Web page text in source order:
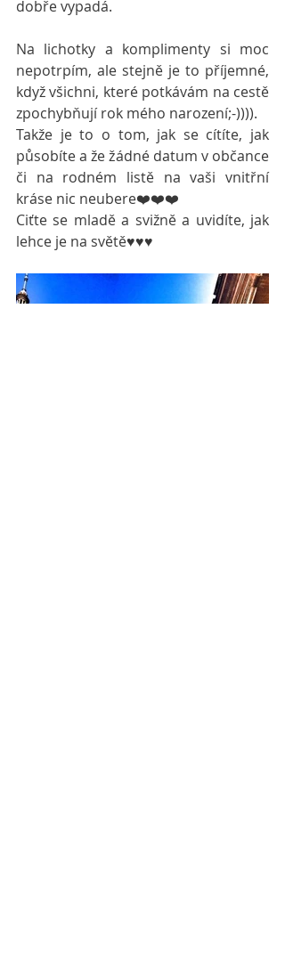
dobře vypadá.
Na lichotky a komplimenty si moc
nepotrpím, ale stejně je to příjemné,
když všichni, které potkávám na cestě
zpochybňují rok mého narození;-)))).
Takže je to o tom, jak se cítíte, jak
působíte a že žádné datum v občance
či na rodném listě na vaši vnitřní
kráse nic neubere❤️❤️❤️
Ciťte se mladě a svižně a uvidíte, jak
lehce je na světě♥♥♥